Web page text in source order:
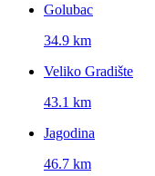
Golubac
34.9 km
Veliko Gradište
43.1 km
Jagodina
46.7 km